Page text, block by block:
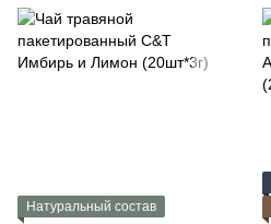
Натуральный состав